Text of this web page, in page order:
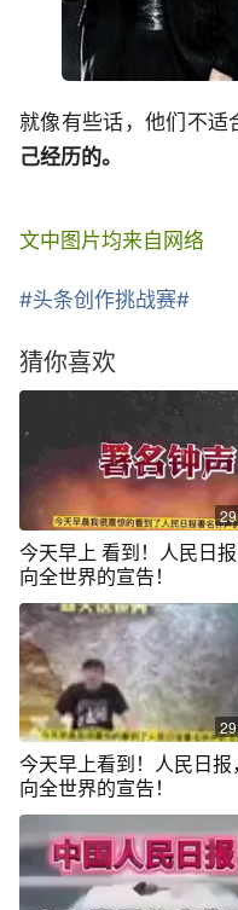
就像有些话，他们不适
己经历的。
文中图片均来自网络
#头条创作挑战赛#
猜你喜欢
今天早上 看到！人民日报
向全世界的宣告！
今天早上看到！人民日报，
向全世界的宣告！